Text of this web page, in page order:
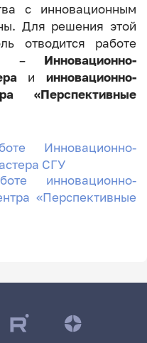
с инновационным
Для решения этой
отводится работе
– Инновационно-
иинновационно-
«Перспективные
Инновационно-
СГУ
инновационно-
«Перспективные